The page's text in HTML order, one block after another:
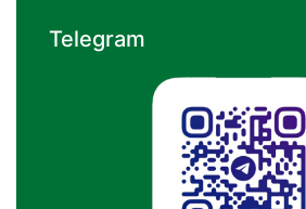
Telegram